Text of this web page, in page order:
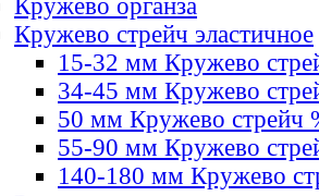
Кружево органза
Кружево стрейч эластичное
15-32 мм Кружево
34-45 мм Кружево
50 мм Кружево стрейч
55-90 мм Кружево
140-180 мм Кружево